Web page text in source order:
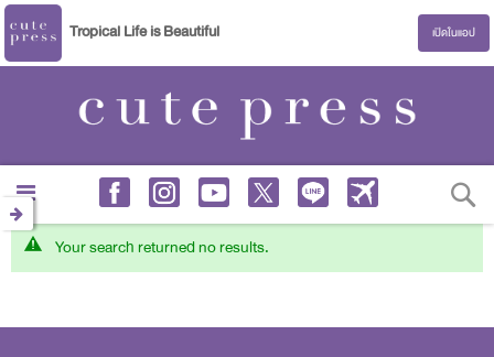
Tropical Life is Beautiful เปิดในแอป
Your search returned no results.